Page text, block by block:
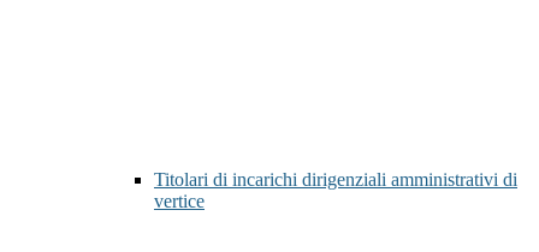
Titolari di incarichi dirigenziali amministrativi di
vertice